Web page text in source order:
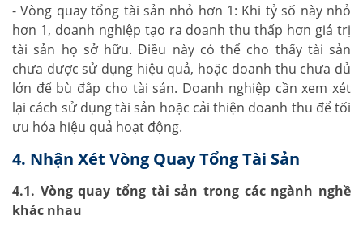
- Vòng quay tổng tài sản nhỏ hơn 1: Khi tỷ số này nhỏ
hơn 1, doanh nghiệp tạo ra doanh thu thấp hơn giá trị
tài sản họ sở hữu. Điều này có thể cho thấy tài sản
chưa được sử dụng hiệu quả, hoặc doanh thu chưa đủ
lớn để bù đắp cho tài sản. Doanh nghiệp cần xem xét
lại cách sử dụng tài sản hoặc cải thiện doanh thu để tối
ưu hóa hiệu quả hoạt động.
4. Nhận Xét Vòng Quay Tổng Tài Sản
4.1. Vòng quay tổng tài sản trong các ngành nghề
khác nhau